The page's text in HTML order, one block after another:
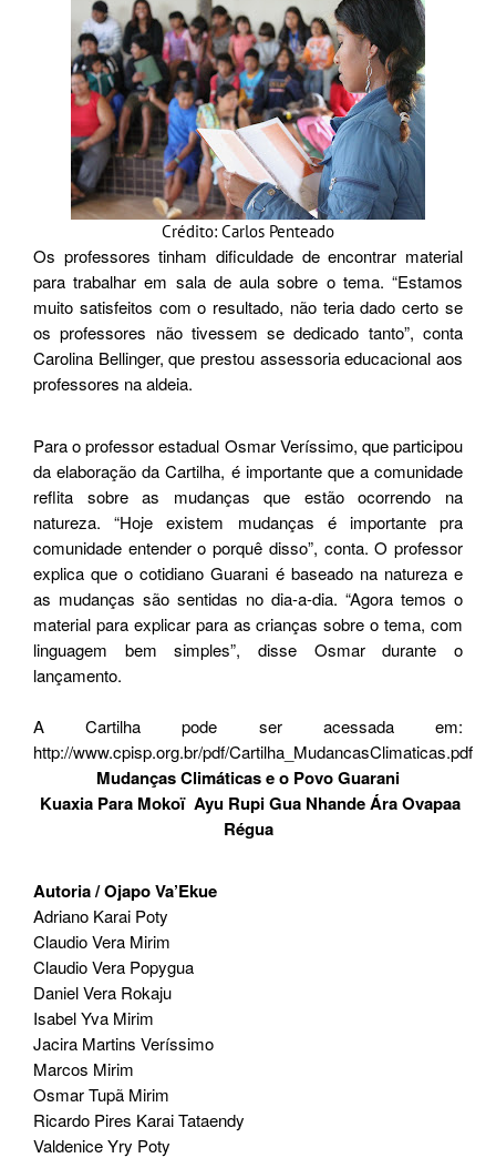
Crédito: Carlos Penteado
Os professores tinham dificuldade de encontrar material
para trabalhar em sala de aula sobre o tema. “Estamos
muito satisfeitos com o resultado, não teria dado certo se
os professores não tivessem se dedicado tanto”, conta
Carolina Bellinger, que prestou assessoria educacional aos
professores na aldeia.
Para o professor estadual Osmar Veríssimo, que participou
da elaboração da Cartilha, é importante que a comunidade
reflita sobre as mudanças que estão ocorrendo na
natureza. “Hoje existem mudanças é importante pra
comunidade entender o porquê disso”, conta. O professor
explica que o cotidiano Guarani é baseado na natureza e
as mudanças são sentidas no dia-a-dia. “Agora temos o
material para explicar para as crianças sobre o tema, com
linguagem bem simples”, disse Osmar durante o
lançamento.
A Cartilha pode ser acessada em:
http://www.cpisp.org.br/pdf/Cartilha_MudancasClimaticas.pdf
Mudanças Climáticas e o Povo Guarani
Kuaxia Para Mokoï Ayu Rupi Gua Nhande Ára Ovapaa
Régua
Autoria / Ojapo Va’Ekue
Adriano Karai Poty
Claudio Vera Mirim
Claudio Vera Popygua
Daniel Vera Rokaju
Isabel Yva Mirim
Jacira Martins Veríssimo
Marcos Mirim
Osmar Tupã Mirim
Ricardo Pires Karai Tataendy
Valdenice Yry Poty